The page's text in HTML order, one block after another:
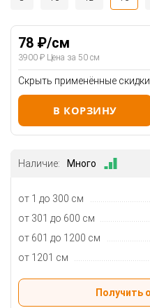
78 ₽/см
3900 ₽ Цена за 50 см
Скрыть применённые скидки
В КОРЗИНУ
Наличие: Много
от 1 до 300 см
от 301 до 600 см
от 601 до 1200 см
от 1201 см